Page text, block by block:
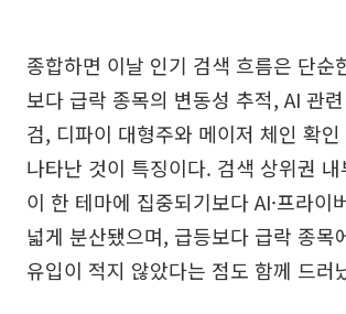
종합하면 이날 인기 검색 흐름은 단순
보다 급락 종목의 변동성 추적, AI 관
검, 디파이 대형주와 메이저 체인 확
나타난 것이 특징이다. 검색 상위권
이 한 테마에 집중되기보다 AI·프라이
넓게 분산됐으며, 급등보다 급락 종목
유입이 적지 않았다는 점도 함께 드러